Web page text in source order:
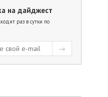
на дайджест
раз в сутки по